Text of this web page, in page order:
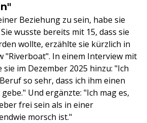
Beziehung zu sein, habe sie
wusste bereits mit 15, dass sie
wollte, erzählte sie kürzlich in
"Riverboat". In einem Interview mit
im Dezember 2025 hinzu: "Ich
so sehr, dass ich ihm einen
Und ergänzte: "Ich mag es,
frei sein als in einer
morsch ist."